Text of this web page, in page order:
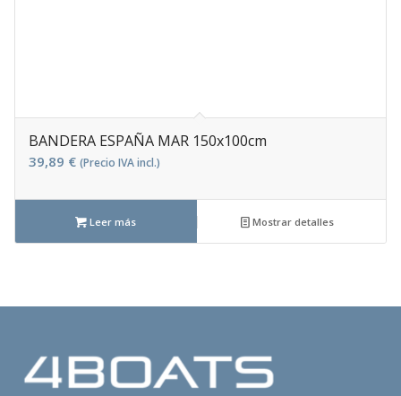
BANDERA ESPAÑA MAR 150x100cm
39,89 € (Precio IVA incl.)
Leer más Mostrar detalles